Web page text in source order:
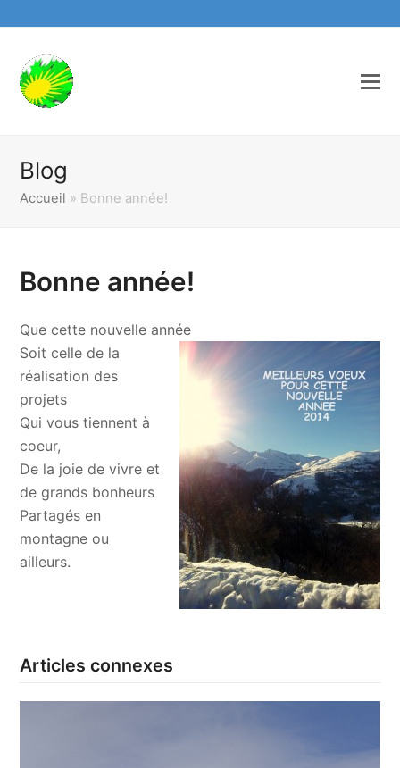
Blog
Accueil » Bonne année!
Bonne année!
Que cette nouvelle année
Soit celle de la
réalisation des
projets
Qui vous tiennent à
coeur,
De la joie de vivre et
de grands bonheurs
Partagés en
montagne ou
ailleurs.
Articles connexes